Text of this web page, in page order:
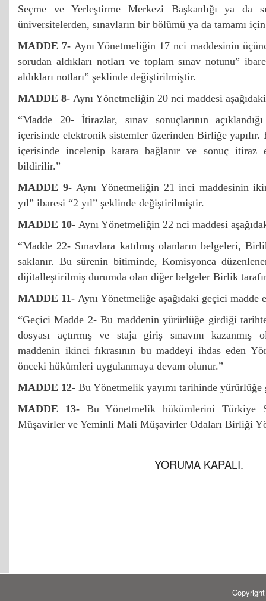
Seçme ve Yerleştirme Merkezi Başkanlığı ya da
üniversitelerden, sınavların bir bölümü ya da tamamı
MADDE 7- Aynı Yönetmeliğin 17 nci maddesinin
sorudan aldıkları notları ve toplam sınav notunu”
aldıkları notları” şeklinde değiştirilmiştir.
MADDE 8- Aynı Yönetmeliğin 20 nci maddesi
“Madde 20- İtirazlar, sınav sonuçlarının
içerisinde elektronik sistemler üzerinden Birliğe
içerisinde incelenip karara bağlanır ve sonuç itiraz
bildirilir.”
MADDE 9-Aynı Yönetmeliğin 21 inci maddesinin
yıl” ibaresi “2 yıl” şeklinde değiştirilmiştir.
MADDE 10- Aynı Yönetmeliğin 22 nci maddesi
“Madde 22- Sınavlara katılmış olanların belgeleri,
saklanır. Bu sürenin bitiminde, Komisyonca
dijitalleştirilmiş durumda olan diğer belgeler Birlik
MADDE 11- Aynı Yönetmeliğe aşağıdaki geçici madde
“Geçici Madde 2- Bu maddenin yürürlüğe girdiği
dosyası açtırmış ve staja giriş sınavını
maddenin ikinci fıkrasının bu maddeyi ihdas eden
önceki hükümleri uygulanmaya devam olunur.”
MADDE 12- Bu Yönetmelik yayımı tarihinde yürürlüğe
MADDE 13- Bu Yönetmelik hükümlerini Türkiye
Müşavirler ve Yeminli Mali Müşavirler Odaları Birliği
YORUMA KAPALI.